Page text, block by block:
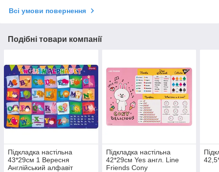
Всі умови повернення
Подібні товари компанії
Підкладка настільна
43*29см 1 Вересня
Англійський алфавіт
Підкладка настільна
42*29см Yes англ. Line
Friends Cony